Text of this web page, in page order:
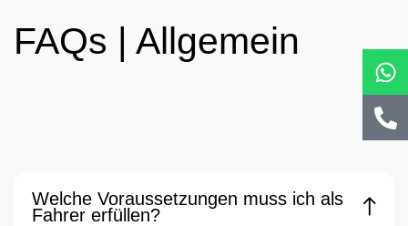
alt
FAQs | Allgemein
Welche Voraussetzungen muss ich als
Fahrer erfüllen?